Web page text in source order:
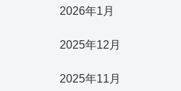
2026年1月
2025年12月
2025年11月